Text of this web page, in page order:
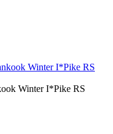
Winter I*Pike RS